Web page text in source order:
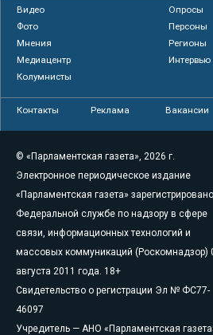
Видео
Опросы
Фото
Персоны
Мнения
Регионы
Медиацентр
Интервью
Колумнисты
Контакты Реклама Вакансии
© «Парламентская газета», 2026 г.
Электронное периодическое издание
«Парламентская газета»
Федеральной службе по надзору в сфере
связи, информационных технологий и
массовых коммуникаций (Роскомнадзор)
августа 2011 года. 18+
Свидетельство о регистрации Эл № ФС77-
46097
Учредитель — АНО «Парламентская